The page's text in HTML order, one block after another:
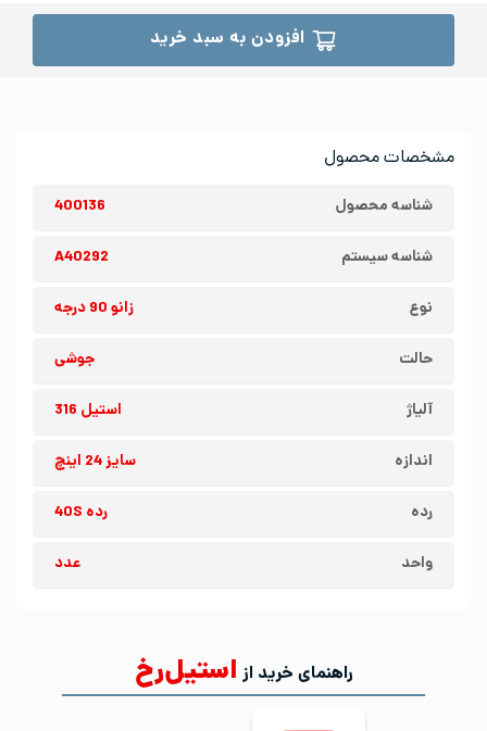
مشخصات محصول
شناسه محصول 400136
شناسه سیستم A40292
نوع زانو 90 درجه
حالت جوشی
آلیاژ استیل 316
اندازه سایز 24 اینچ
رده رده 40S
واحد عدد
راهنمای خرید از استیل‌رخ
افزودن به سبد خرید